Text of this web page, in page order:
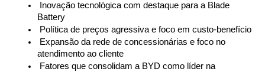
Inovação tecnológica com destaque para a Blade
Battery
Política de preços agressiva e foco em custo-benefício
Expansão da rede de concessionárias e foco no
atendimento ao cliente
Fatores que consolidam a BYD como líder na